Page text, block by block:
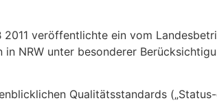
veröffentlichte ein vom
NRW unter besonderer
Qualitätsstandards